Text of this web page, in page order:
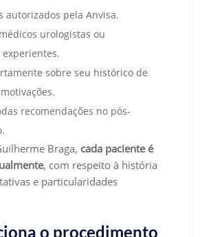
autorizados pela Anvisa.
urologistas ou
sobre seu histórico de
recomendações no pós-
Braga, cada paciente é
, com respeito à história
e particularidades
o procedimento